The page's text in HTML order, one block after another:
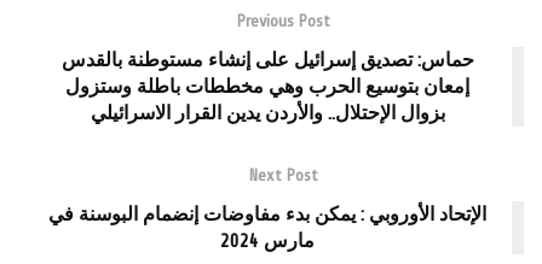
Previous Post
حماس: تصديق إسرائيل على إنشاء مستوطنة بالقدس
إمعان بتوسيع الحرب وهي مخططات باطلة وستزول
بزوال الإحتلال.. والأردن يدين القرار الاسرائيلي
Next Post
الإتحاد الأوروبي : يمكن بدء مفاوضات إنضمام البوسنة في
مارس 2024